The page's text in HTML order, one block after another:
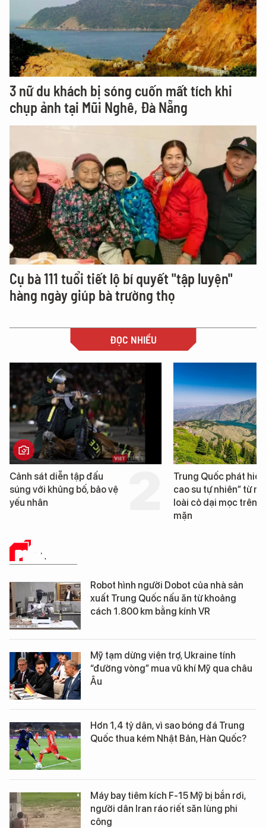
3 nữ du khách bị sóng cuốn mất tích khi
chụp ảnh tại Mũi Nghê, Đà Nẵng
Cụ bà 111 tuổi tiết lộ bí quyết "tập luyện"
hàng ngày giúp bà trường thọ
ĐỌC NHIỀU
Cảnh sát diễn tập đấu
súng với khủng bố, bảo vệ
yếu nhân
Trung Quốc phát hiện
cao su tự nhiên” từ
loài cỏ dại mọc trên
mặn
PHÂN TÍCH
Robot hình người Dobot của nhà sản
xuất Trung Quốc nấu ăn từ khoảng
cách 1.800 km bằng kính VR
Mỹ tạm dừng viện trợ, Ukraine tính
“đường vòng” mua vũ khí Mỹ qua châu
Âu
Hơn 1,4 tỷ dân, vì sao bóng đá Trung
Quốc thua kém Nhật Bản, Hàn Quốc?
Máy bay tiêm kích F-15 Mỹ bị bắn rơi,
người dân Iran ráo riết săn lùng phi
công